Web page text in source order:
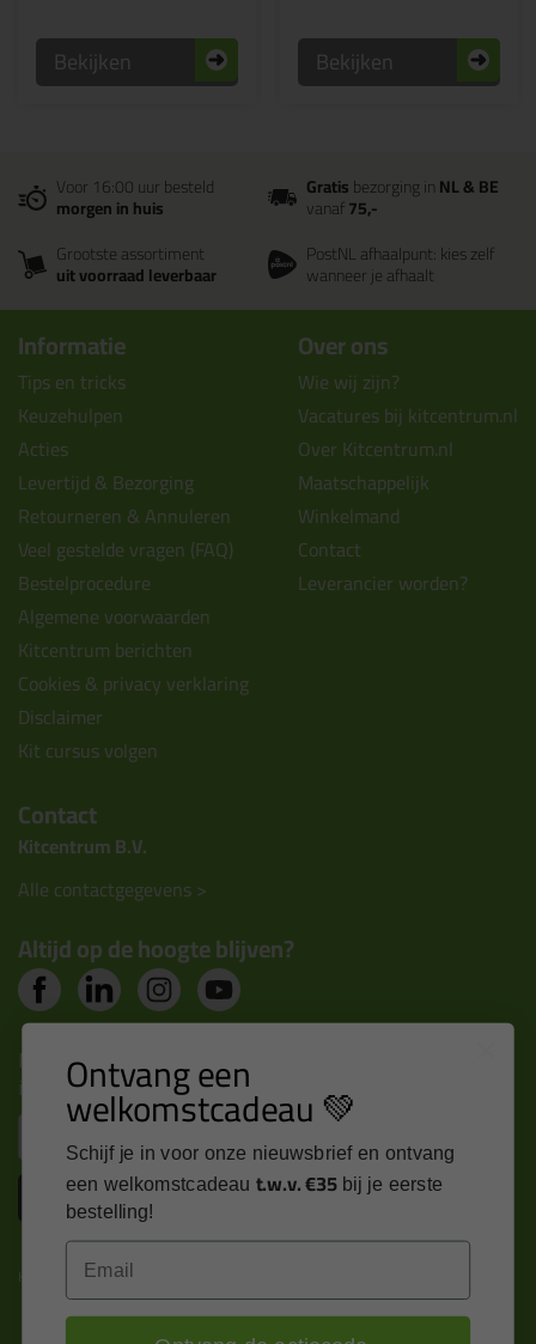
Bekijken Bekijken
Voor 16:00 uur besteld
morgen in huis
Gratisbezorging inNL & BE
vanaf75,-
Grootste assortiment
uit voorraad leverbaar
PostNL afhaalpunt: kies zelf
wanneer je afhaalt
Informatie
Tips en tricks
Keuzehulpen
Acties
Levertijd & Bezorging
Retourneren & Annuleren
Veel gestelde vragen (FAQ)
Bestelprocedure
Algemene voorwaarden
Kitcentrum berichten
Cookies & privacy verklaring
Disclaimer
Kit cursus volgen
Over ons
Wie wij zijn?
Vacatures bij kitcentrum.nl
Over Kitcentrum.nl
Maatschappelijk
Winkelmand
Contact
Leverancier worden?
Contact
Kitcentrum B.V.
Alle contactgegevens >
Altijd op de hoogte blijven?
Nieuws, tips en exclusieve deals rechtstreeks in je
inbox
Inschrijven
Kitcentrum is trots op:
Ontvang een
welkomstcadeau 💚
Schijf je in voor onze nieuwsbrief en ontvang
een welkomstcadeau t.w.v. €35 bij je eerste
bestelling!
Email